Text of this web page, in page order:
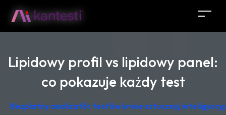
Lipidowy profil vs lipidowy panel:
co pokazuje każdy test
Bezpłatny analizatōr testōw krwie sztucznyj